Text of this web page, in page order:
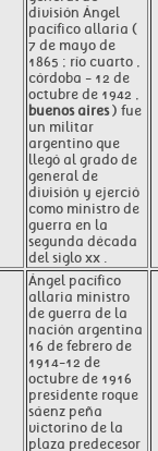
división Ángel
pacífico allaria (
7 de mayo de
1865 ; río cuarto ,
córdoba - 12 de
octubre de 1942 ,
buenos aires) fue
un militar
argentino que
llegó al grado de
general de
división y ejerció
como ministro de
guerra en la
segunda década
del siglo xx .
Ángel pacífico
allaria ministro
de guerra de la
nación argentina
16 de febrero de
1914-12 de
octubre de 1916
presidente roque
sáenz peña
victorino de la
plaza predecesor